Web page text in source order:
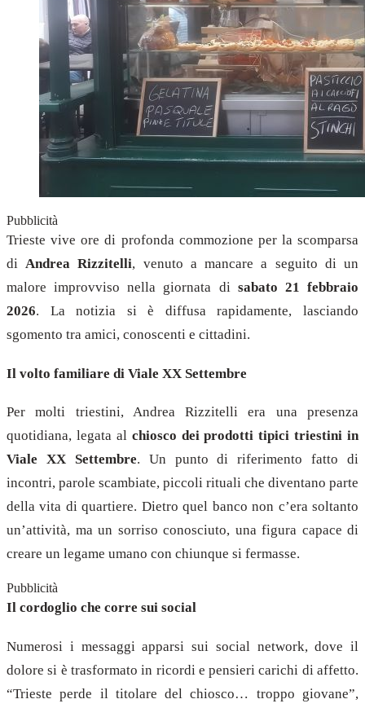
Pubblicità
Trieste vive ore di profonda commozione per la scomparsa
diAndrea Rizzitelli, venuto a mancare a seguito di un
malore improvviso nella giornata di sabato 21 febbraio
2026. La notizia si è diffusa rapidamente, lasciando
sgomento tra amici, conoscenti e cittadini.
Il volto familiare di Viale XX Settembre
Per molti triestini, Andrea Rizzitelli era una presenza
quotidiana, legata al chiosco dei prodotti tipici triestini in
Viale XX Settembre. Un punto di riferimento fatto di
incontri, parole scambiate, piccoli rituali che diventano parte
della vita di quartiere. Dietro quel banco non c’era soltanto
un’attività, ma un sorriso conosciuto, una figura capace di
creare un legame umano con chiunque si fermasse.
Pubblicità
Il cordoglio che corre sui social
Numerosi i messaggi apparsi sui social network, dove il
dolore si è trasformato in ricordi e pensieri carichi di affetto.
“Trieste perde il titolare del chiosco… troppo giovane”,